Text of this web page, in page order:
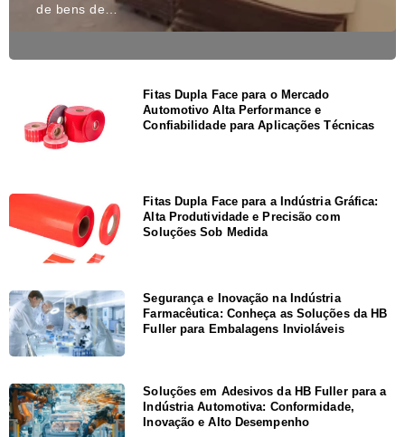
de bens de…
Fitas Dupla Face para o Mercado
Automotivo Alta Performance e
Confiabilidade para Aplicações Técnicas
Fitas Dupla Face para a Indústria Gráfica:
Alta Produtividade e Precisão com
Soluções Sob Medida
Segurança e Inovação na Indústria
Farmacêutica: Conheça as Soluções da HB
Fuller para Embalagens Invioláveis
Soluções em Adesivos da HB Fuller para a
Indústria Automotiva: Conformidade,
Inovação e Alto Desempenho